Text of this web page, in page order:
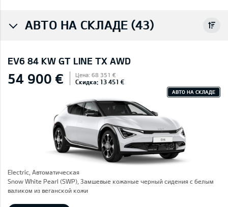
АВТО НА СКЛАДЕ (43)
EV6 84 KW GT LINE TX AWD
54 900 € Цена: 68 351 €
Скидка: 13 451 €
АВТО НА СКЛАДЕ
Electric, Автоматическая
Snow White Pearl (SWP), Замшевые кожаные черный сидения с белым
валиком из веганской кожи